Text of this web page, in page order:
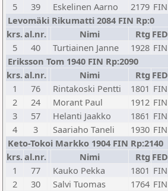
5
39 Eskelinen Aarno 2179 FIN
Levomäki Rikumatti 2084 FIN Rp:0
krs.al.nr. Nimi Rtg FED
5
40 Turtiainen Janne 1928 FIN
Eriksson Tom 1940 FIN Rp:2090
krs.al.nr. Nimi Rtg FED
1
76 Rintakoski Pentti 1801 FIN
2
24 Morant Paul 1912 FIN
3
57 Helanti Jaakko 1861 FIN
4
3 Saariaho Taneli 1930 FIN
Keto-Tokoi Markko 1904 FIN Rp:2140
krs.al.nr. Nimi Rtg FED
1
77 Kauko Pekka 1801 FIN
2
30 Salvi Tuomas 1764 FIN